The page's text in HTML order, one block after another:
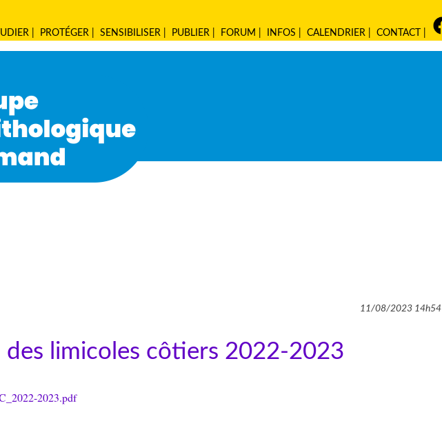
PROTÉGER |SENSIBILISER PUBLIER FORUM INFOS |CALENDRIER |CONTACT
11/08/202314h54
des limicoles côtiers 2022-2023
2023.pdf